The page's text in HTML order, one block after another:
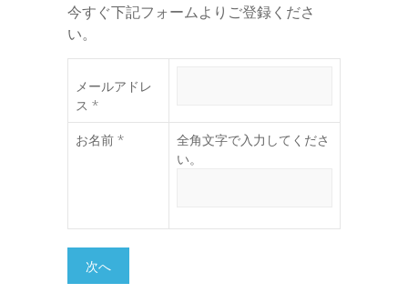
今すぐ下記フォームよりご登録くださ
い。
メールアドレ
ス *
お名前 *
全角文字で入力してくださ
い。